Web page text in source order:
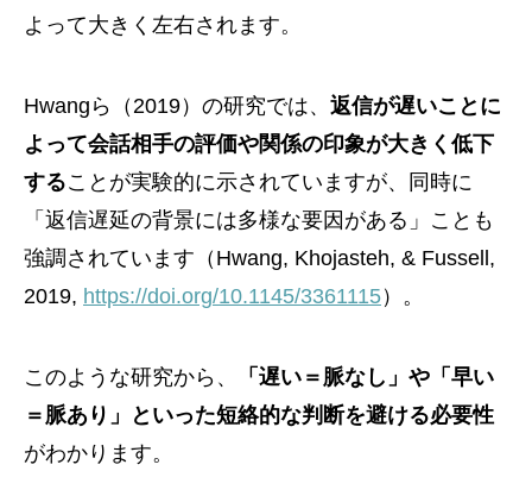
よって大きく左右されます。
Hwangら（2019）の研究では、 返信が遅いことに
よって会話相手の評価や関係の印象が大きく低下
することが実験的に示されていますが、同時に
「返信遅延の背景には多様な要因がある」ことも
強調されています（Hwang, Khojasteh, & Fussell,
2019, https://doi.org/10.1145/3361115）。
このような研究から、
「遅い＝脈なし」や「早い
＝脈あり」といった短絡的な判断を避ける必要性
がわかります。